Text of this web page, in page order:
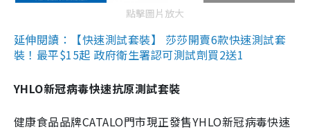
點擊圖片放大
延伸閱讀：【快速測試套裝】 莎莎開賣6款快速測試套
裝！最平$15起 政府衛生署認可測試劑買2送1
YHLO新冠病毒快速抗原測試套裝
健康食品品牌CATALO門市現正發售YHLO新冠病毒快速